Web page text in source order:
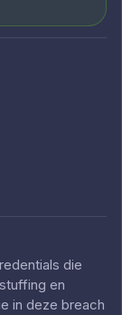
die
en
in deze breach